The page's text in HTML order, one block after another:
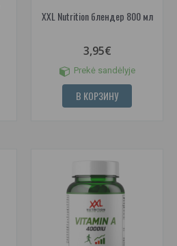
XXL Nutrition блендер 800 мл
3,95€
Prekė sandėlyje
В КОРЗИНУ